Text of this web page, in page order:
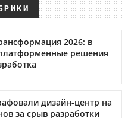
2026: в
решения
дизайн-центр на
за срыв разработки